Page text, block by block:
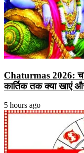
Chaturmas 2026:
कार्तिक तक क्या खाएं
5 hours ago